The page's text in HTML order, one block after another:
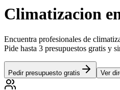
Climatizacion
Encuentra profesionales de
Pide hasta 3 presupuestos gratis y
Pedir presupuesto gratis Ver